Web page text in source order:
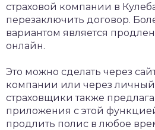
страховой компании в
перезаключить договор.
вариантом является
онлайн.
Это можно сделать через
компании или через личный
страховщики также
приложения с этой
продлить полис в любое